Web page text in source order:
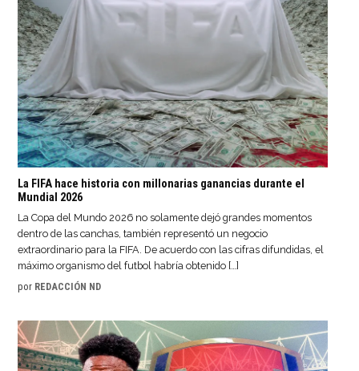
La FIFA hace historia con millonarias ganancias durante el
Mundial 2026
La Copa del Mundo 2026 no solamente dejó grandes momentos
dentro de las canchas, también representó un negocio
extraordinario para la FIFA. De acuerdo con las cifras difundidas, el
máximo organismo del futbol habría obtenido […]
por REDACCIÓN ND